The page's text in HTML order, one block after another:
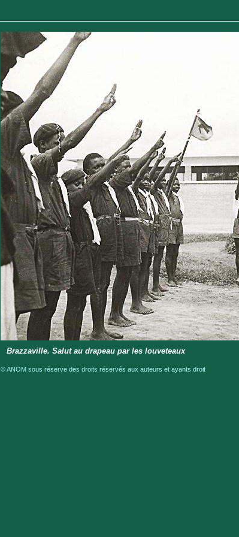
Brazzaville. Salut au drapeau par les louveteaux
© ANOM sous réserve des droits réservés aux auteurs et ayants droit